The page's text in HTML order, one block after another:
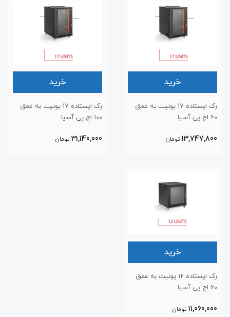
خرید
رک ایستاده 17 یونیت به عمق
60 اچ پی آسیا
13,747,800 تومان
خرید
رک ایستاده 17 یونیت به عمق
100 اچ پی آسیا
31,140,000 تومان
خرید
رک ایستاده 12 یونیت به عمق
60 اچ پی آسیا
11,060,000 تومان